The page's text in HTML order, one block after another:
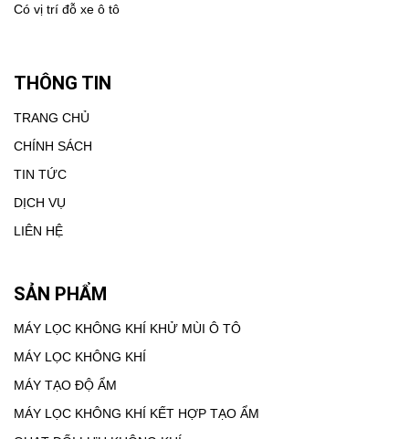
Có vị trí đỗ xe ô tô
THÔNG TIN
TRANG CHỦ
CHÍNH SÁCH
TIN TỨC
DỊCH VỤ
LIÊN HỆ
SẢN PHẨM
MÁY LỌC KHÔNG KHÍ KHỬ MÙI Ô TÔ
MÁY LỌC KHÔNG KHÍ
MÁY TẠO ĐỘ ẨM
MÁY LỌC KHÔNG KHÍ KẾT HỢP TẠO ẨM